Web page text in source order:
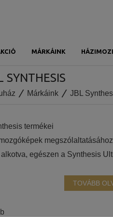
MÁRKÁINK
SYNTHESIS
Márkáink JBL
termékei
egészen a Synthesis
szolgál, hogy
termékükre érvényes
TOVÁBB